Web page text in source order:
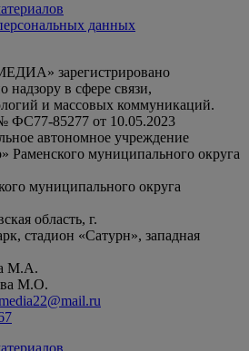
данных
зарегистрировано
в сфере связи,
и массовых коммуникаций.
ФС77-85277 от 10.05.2023
автономное учреждение
Раменского муниципального округа
муниципального округа
область, г.
стадион «Сатурн», западная
М.А.
М.О.